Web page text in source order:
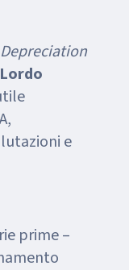
e
prime –